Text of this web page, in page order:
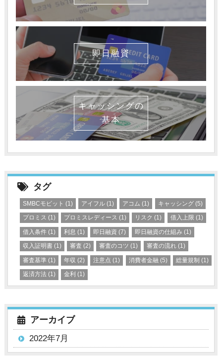
即日融資
キャッシングの
基本
タグ
SMBCモビット (1) アイフル (1) アコム (1) キャッシング(5)
プロミス (1) プロミスレディース (1) リスク (1) 借入上限 (1)
借入条件 (1) 利息 (1) 即日融資 (7) 即日融資の仕組み (1)
収入証明書 (1) 審査 (2) 審査のコツ (1) 審査の流れ(1)
審査基準 (1) 年収 (2) 注意点 (1) 消費者金融 (5) 総量規制 (1)
返済方法 (1) 金利 (1)
アーカイブ
2022年7月